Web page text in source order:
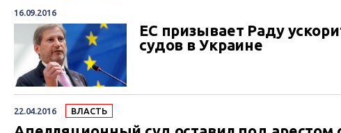
16.09.2016
ЕС призывает Раду
судов в Украине
22.04.2016 ВЛАСТЬ